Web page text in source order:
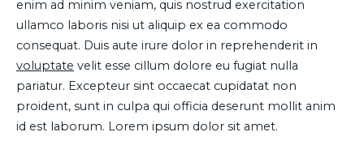
enim ad minim veniam, quis nostrud exercitation
ullamco laboris nisi ut aliquip ex ea commodo
consequat. Duis aute irure dolor in reprehenderit in
voluptate velit esse cillum dolore eu fugiat nulla
pariatur. Excepteur sint occaecat cupidatat non
proident, sunt in culpa qui officia deserunt mollit anim
id est laborum. Lorem ipsum dolor sit amet.